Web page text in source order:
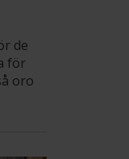
de
för
oro